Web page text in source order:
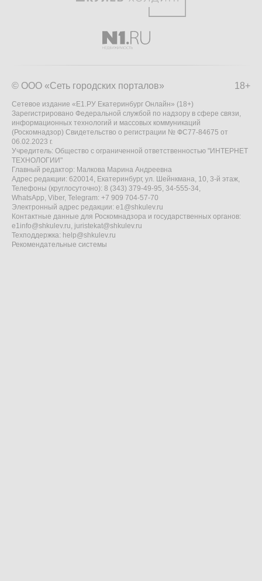
18+
© ООО «Сеть городских порталов»
Сетевое издание «Е1.РУ Екатеринбург Онлайн» (18+)
Зарегистрировано Федеральной службой по надзору в сфере связи,
информационных технологий и массовых коммуникаций
(Роскомнадзор) Свидетельство о регистрации № ФС77-84675 от
06.02.2023 г.
Учредитель: Общество с ограниченной ответственностью "ИНТЕРНЕТ
ТЕХНОЛОГИИ"
Главный редактор: Малкова Марина Андреевна
Адрес редакции: 620014, Екатеринбург, ул. Шейнкмана, 10, 3-й этаж,
Телефоны (круглосуточно): 8 (343) 379-49-95, 34-555-34,
WhatsApp, Viber, Telegram: +7 909 704-57-70
Электронный адрес редакции: e1@shkulev.ru
Контактные данные для Роскомнадзора и государственных органов:
e1info@shkulev.ru, juristekat@shkulev.ru
Техподдержка: help@shkulev.ru
Рекомендательные системы